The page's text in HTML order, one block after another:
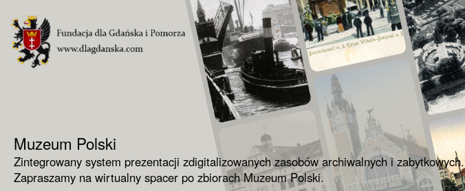
Muzeum Polski
Zintegrowany system prezentacji zdigitalizowanych zasobów archiwalnych i zabytkowych.
Zapraszamy na wirtualny spacer po zbiorach Muzeum Polski.